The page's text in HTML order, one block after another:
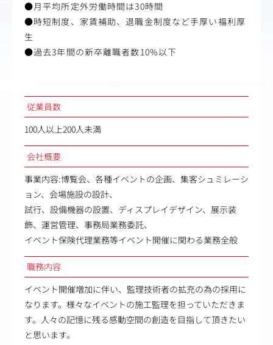
●月平均所定外労働時間は30時間
●時短制度、家賃補助、退職金制度など手厚い福利厚
生
●過去3年間の新卒離職者数10%以下
従業員数
100人以上200人未満
会社概要
事業内容:博覧会、各種イベントの企画、集客シュミレーシ
ョン、会場施設の設計、
試行、設備機器の設置、ディスプレイデザイン、展示装
飾、運営管理、事務局業務委託、
イベント保険代理業務等イベント開催に関わる業務全般
職務内容
イベント開催増加に伴い、監理技術者の拡充の為の採用に
なります。様々なイベントの施工監理を担っていただきま
す。人々の記憶に残る感動空間の創造を目指して頂きたい
と思います。